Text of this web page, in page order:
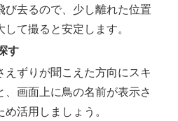
び去るので、少し離れた位置
て撮ると安定します。​
す
えずりが聞こえた方向にスキ
、画面上に鳥の名前が表示さ
活用しましょう。​